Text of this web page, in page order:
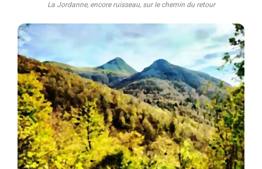
La Jordanne, encore ruisseau, sur le chemin du retour